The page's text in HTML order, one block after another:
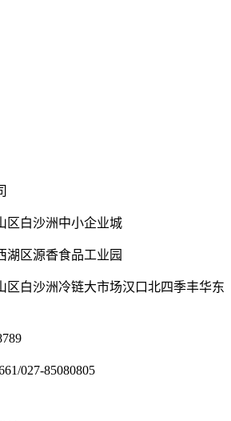
区白沙洲中小企业城
湖区源香食品工业园
区白沙洲冷链大市场汉口北四季丰华东
027-85080805